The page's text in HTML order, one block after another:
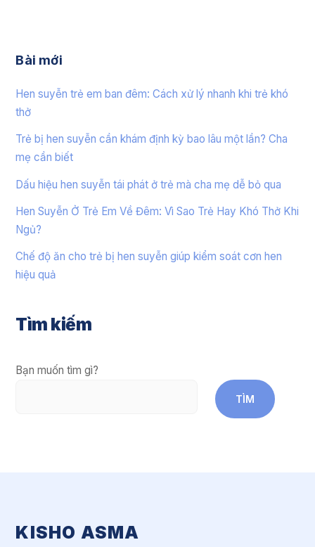
Bài mới
Hen suyễn trẻ em ban đêm: Cách xử lý nhanh khi trẻ khó
thở
Trẻ bị hen suyễn cần khám định kỳ bao lâu một lần? Cha
mẹ cần biết
Dấu hiệu hen suyễn tái phát ở trẻ mà cha mẹ dễ bỏ qua
Hen Suyễn Ở Trẻ Em Về Đêm: Vì Sao Trẻ Hay Khó Thở Khi
Ngủ?
Chế độ ăn cho trẻ bị hen suyễn giúp kiểm soát cơn hen
hiệu quả
Tìm kiếm
Bạn muốn tìm gì?
TÌM
KISHO ASMA